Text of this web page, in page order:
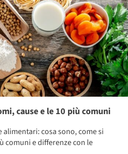
cause e le 10 più comuni
cosa sono, come si
comuni e differenze con le